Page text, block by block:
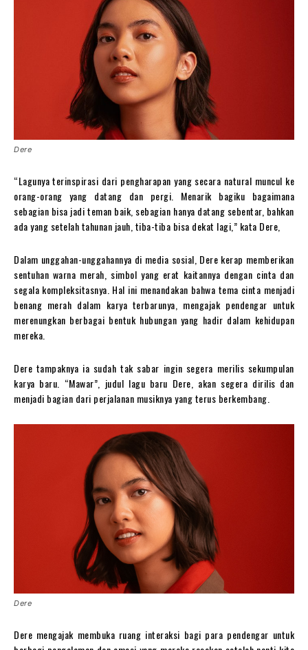
Dere
“Lagunya terinspirasi dari pengharapan yang secara natural muncul ke
orang-orang yang datang dan pergi. Menarik bagiku bagaimana
sebagian bisa jadi teman baik, sebagian hanya datang sebentar, bahkan
ada yang setelah tahunan jauh, tiba-tiba bisa dekat lagi,” kata Dere,
Dalam unggahan-unggahannya di media sosial, Dere kerap memberikan
sentuhan warna merah, simbol yang erat kaitannya dengan cinta dan
segala kompleksitasnya. Hal ini menandakan bahwa tema cinta menjadi
benang merah dalam karya terbarunya, mengajak pendengar untuk
merenungkan berbagai bentuk hubungan yang hadir dalam kehidupan
mereka.
Dere tampaknya ia sudah tak sabar ingin segera merilis sekumpulan
karya baru. “Mawar”, judul lagu baru Dere, akan segera dirilis dan
menjadi bagian dari perjalanan musiknya yang terus berkembang.
Dere
Dere mengajak membuka ruang interaksi bagi para pendengar untuk